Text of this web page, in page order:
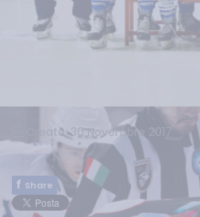
Creato: 30 Novembre 2017
f Share